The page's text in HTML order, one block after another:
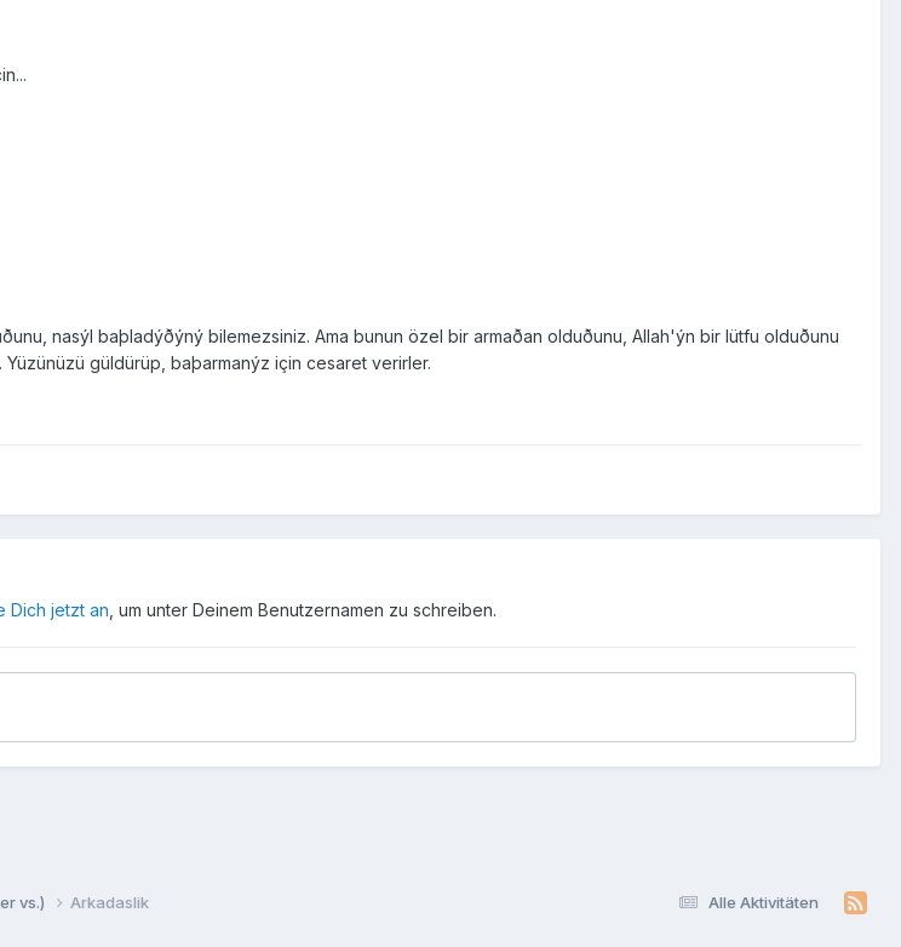
nasýl baþladýðýný bilemezsiniz. Ama bunun özel bir armaðan olduðunu, Allah'ýn bir lütfu olduðunu
güldürüp, baþarmanýz için cesaret verirler.
Dich jetzt an , um unter Deinem Benutzernamen zu schreiben.
Alle Aktivitäten
vs.) Arkadaslik